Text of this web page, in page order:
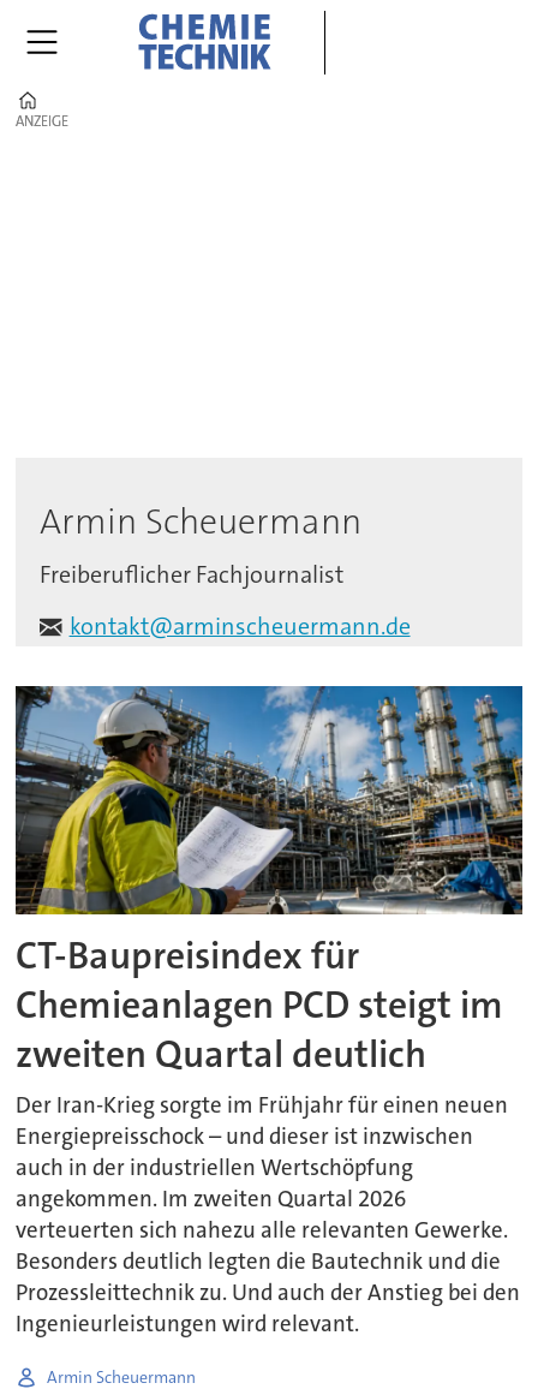
ANZEIGE
ANZEIGE
Armin Scheuermann
Freiberuflicher Fachjournalist
kontakt@arminscheuermann.de
CT-Baupreisindex für
Chemieanlagen PCD steigt im
zweiten Quartal deutlich
Der Iran-Krieg sorgte im Frühjahr für einen neuen
Energiepreisschock – und dieser ist inzwischen
auch in der industriellen Wertschöpfung
angekommen. Im zweiten Quartal 2026
verteuerten sich nahezu alle relevanten Gewerke.
Besonders deutlich legten die Bautechnik und die
Prozessleittechnik zu. Und auch der Anstieg bei den
Ingenieurleistungen wird relevant.
Armin Scheuermann